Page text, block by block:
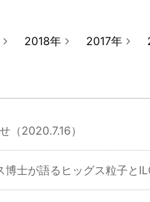
2018年 2017年
（2020.7.16）
士が語るヒッグス粒子と